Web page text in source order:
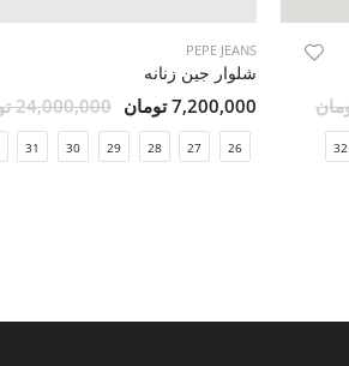
32
PEPE JEANS
شلوار جین زنانه
7,200,000 تومان 24,000,000 تومان
26
27
28
29
30
31